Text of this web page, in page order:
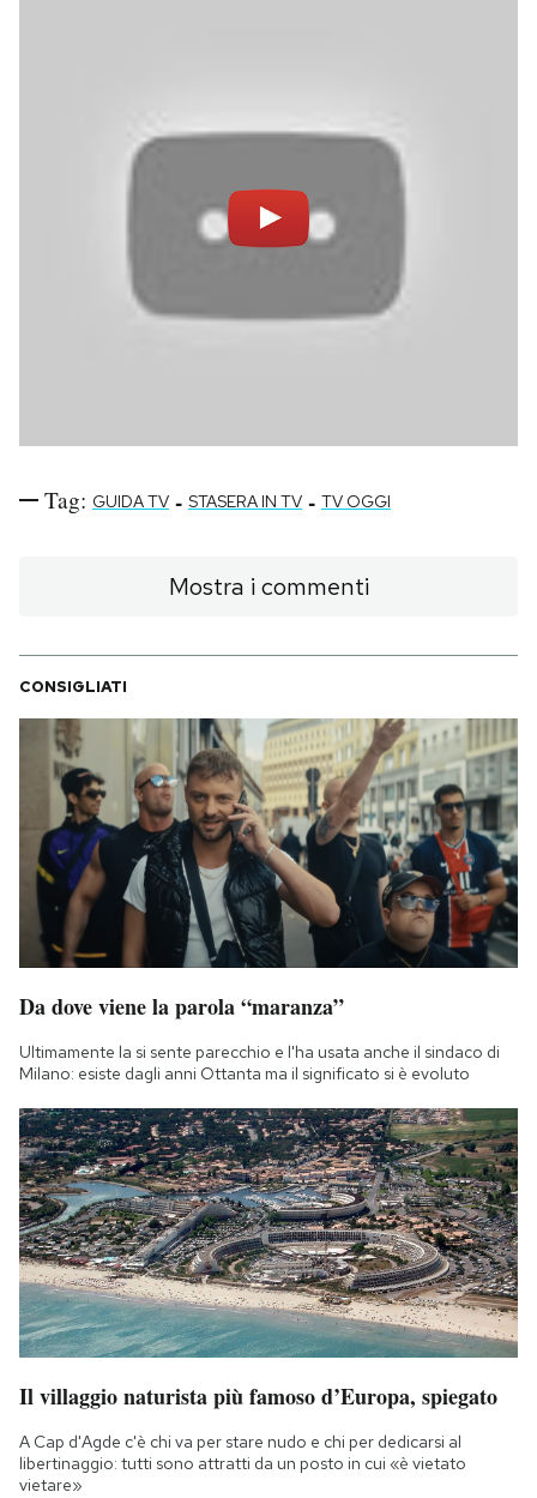
Tag: GUIDA TV - STASERA IN TV - TV OGGI
Mostra i commenti
CONSIGLIATI
Da dove viene la parola “maranza”
Ultimamente la si sente parecchio e l'ha usata anche il sindaco di
Milano: esiste dagli anni Ottanta ma il significato si è evoluto
Il villaggio naturista più famoso d’Europa, spiegato
A Cap d'Agde c'è chi va per stare nudo e chi per dedicarsi al
libertinaggio: tutti sono attratti da un posto in cui «è vietato
vietare»